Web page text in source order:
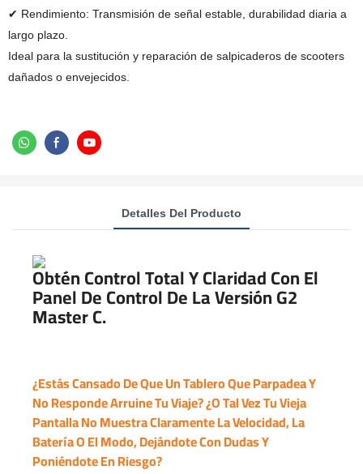
✔ Rendimiento: Transmisión de señal estable, durabilidad diaria a
largo plazo.
Ideal para la sustitución y reparación de salpicaderos de scooters
dañados o envejecidos.
Detalles Del Producto
Obtén Control Total Y Claridad Con El
Panel De Control De La Versión G2
Master C.
¿Estás Cansado De Que Un Tablero Que Parpadea Y
No Responde Arruine Tu Viaje? ¿O Tal Vez Tu Vieja
Pantalla No Muestra Claramente La Velocidad, La
Batería O El Modo, Dejándote Con Dudas Y
Poniéndote En Riesgo?